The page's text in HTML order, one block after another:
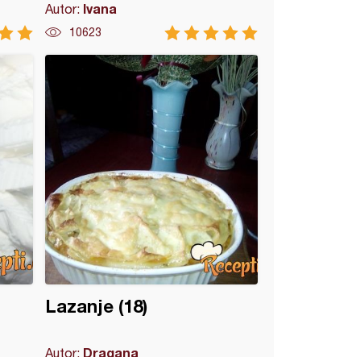
Autor: Ivana
10623
Lazanje (18)
Autor: Dragana